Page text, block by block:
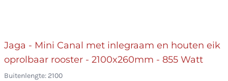
Jaga - Mini Canal met inlegraam en houten eik
oprolbaar rooster - 2100x260mm - 855 Watt
Buitenlengte: 2100